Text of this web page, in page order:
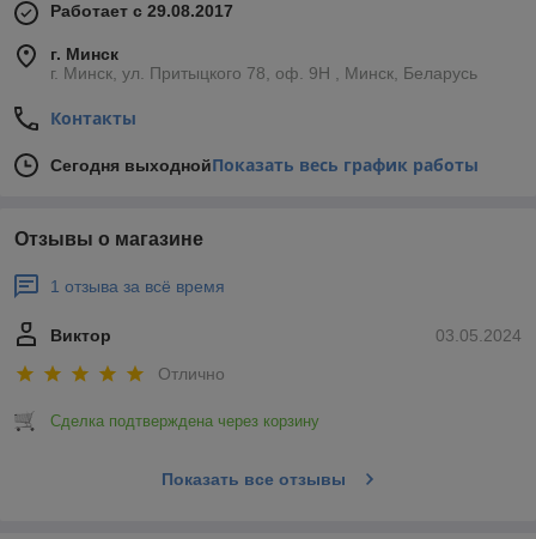
Работает с 29.08.2017
г. Минск
г. Минск, ул. Притыцкого 78, оф. 9Н , Минск, Беларусь
Контакты
Сегодня выходнойПоказать весь график работы
Отзывы о магазине
1 отзыва за всё время
03.05.2024
Виктор
Отлично
Сделка подтверждена через корзину
Показать все отзывы